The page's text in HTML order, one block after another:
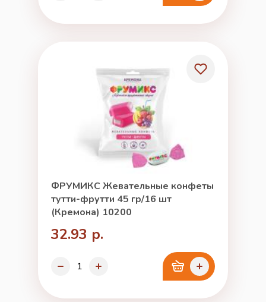
ФРУМИКС Жевательные конфеты
тутти-фрутти 45 гр/16 шт
(Кремона) 10200
32.93 р.